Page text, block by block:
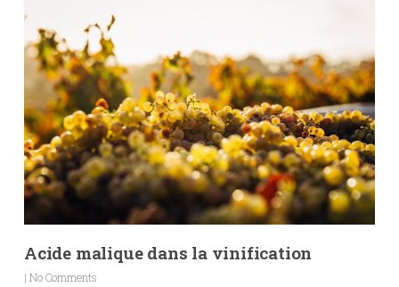
Acide malique dans la vinification
| No Comments